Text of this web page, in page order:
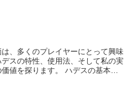
、多くのプレイヤーにとって興味
スの特性、使用法、そして私の実
値を探ります。 ハデスの基本特